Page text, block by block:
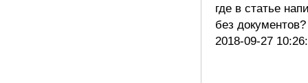
где в статье
без
2018-09-27